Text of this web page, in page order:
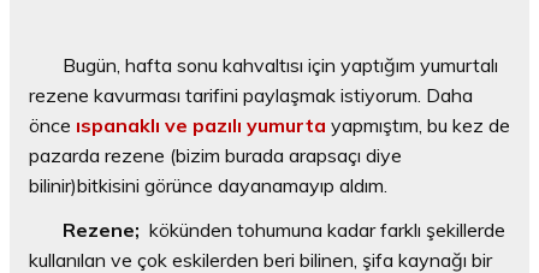
Bugün, hafta sonu kahvaltısı için yaptığım yumurtalı
rezene kavurması tarifini paylaşmak istiyorum. Daha
önce ıspanaklı ve pazılı yumurta yapmıştım, bu kez de
pazarda rezene (bizim burada arapsaçı diye
bilinir)bitkisini görünce dayanamayıp aldım.
Rezene; kökünden tohumuna kadar farklı şekillerde
kullanılan ve çok eskilerden beri bilinen, şifa kaynağı bir